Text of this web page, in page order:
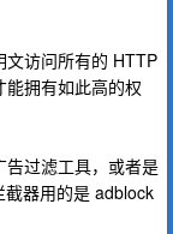
文访问所有的 HTTP
拥有如此高的权
过滤工具，或者是
器用的是 adblock